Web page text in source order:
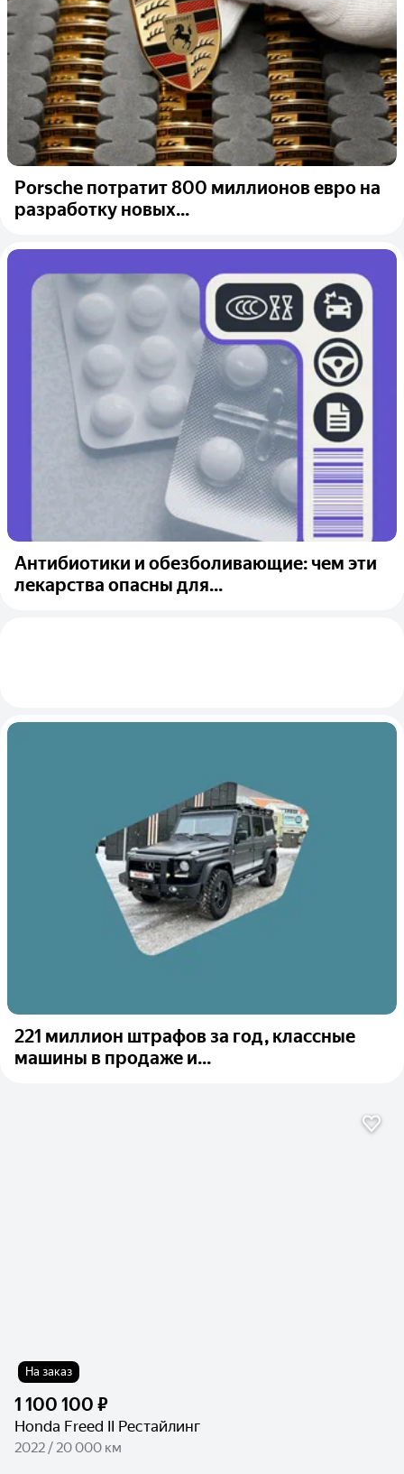
Porsche потратит 800 миллионов евро на
разработку новых...
Антибиотики и обезболивающие: чем эти
лекарства опасны для...
221 миллион штрафов за год, классные
машины в продаже и...
На заказ
1 100 100 ₽
Honda Freed II Рестайлинг
2022 / 20 000 км